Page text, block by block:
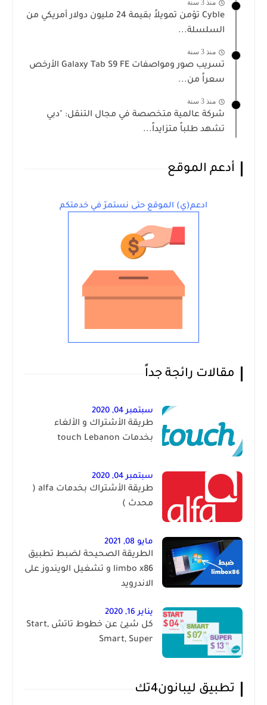
منذ 3 سنة
Cyble تؤمن تمويلاً بقيمة 24 مليون دولار أمريكي من
السلسلة...
منذ 3 سنة
تسريب صور ومواصفات Galaxy Tab S9 FE الأرخص
سعراً من...
منذ 3 سنة
شركة عالمية متخصصة في مجال التنقل: "دبي
تشهد طلباً متزايداً...
أدعم الموقع
ادعم(ي) الموقع حتى نستمرّ في خدمتكم
مقالات رائجة جداً
سبتمبر 04, 2020
طريقة الأشتراك و الألغاء
بخدمات touch Lebanon
سبتمبر 04, 2020
طريقة الأشتراك بخدمات alfa (
محدث )
مايو 08, 2021
الطريقة الصحيحة لضبط تطبيق
limbo x86 و تشغيل الويندوز على
الاندرويد
يناير 16, 2020
كل شيئ عن خطوط تاتش Start,
Smart, Super
تطبيق ليبانون4تك